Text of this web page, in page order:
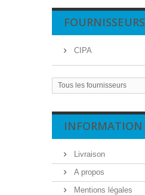
FOURNISSEURS
CIPA
Tous les fournisseurs
INFORMATION
Livraison
A propos
Mentions légales